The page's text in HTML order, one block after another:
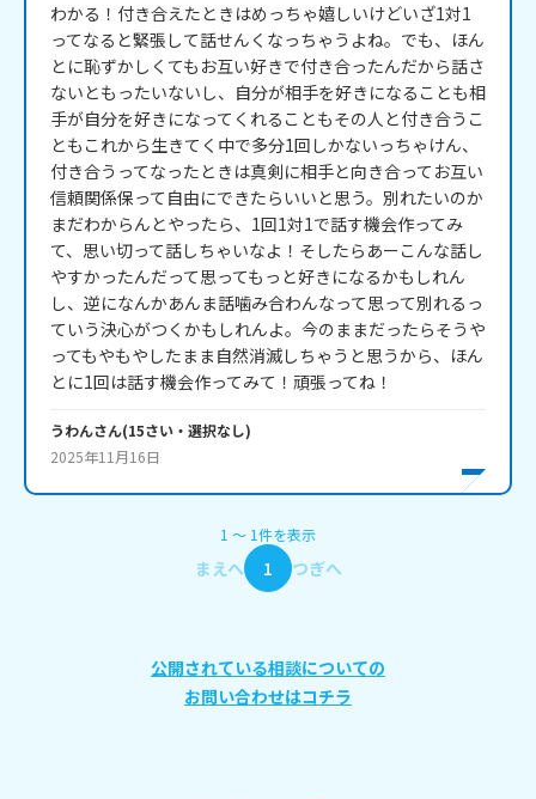
わかる！付き合えたときはめっちゃ嬉しいけどいざ1対1
ってなると緊張して話せんくなっちゃうよね。でも、ほん
とに恥ずかしくてもお互い好きで付き合ったんだから話さ
ないともったいないし、自分が相手を好きになることも相
手が自分を好きになってくれることもその人と付き合うこ
ともこれから生きてく中で多分1回しかないっちゃけん、
付き合うってなったときは真剣に相手と向き合ってお互い
信頼関係保って自由にできたらいいと思う。別れたいのか
まだわからんとやったら、1回1対1で話す機会作ってみ
て、思い切って話しちゃいなよ！そしたらあーこんな話し
やすかったんだって思ってもっと好きになるかもしれん
し、逆になんかあんま話噛み合わんなって思って別れるっ
ていう決心がつくかもしれんよ。今のままだったらそうや
ってもやもやしたまま自然消滅しちゃうと思うから、ほん
とに1回は話す機会作ってみて！頑張ってね！
うわんさん(15さい・ 選択なし)
2025年11月16日
1 〜 1件を表示
まえへ 1 つぎへ
公開されている相談についての
お問い合わせはコチラ